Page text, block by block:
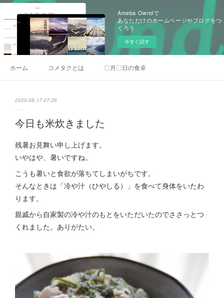
Ameba Owndで
あなただけのホームページやブログをつ
くろう
今すぐ試す
ホーム コメタクとは 〇月〇日の食卓
2020.08.17 07:26
今日も米炊きました
残暑お見舞い申し上げます。
いやはや、暑いですね。
こうも暑いと食欲が落ちてしまいがちです。
そんなときは「冷や汁（ひやしる）」を食べて身体をいたわ
ります。
親戚から自家製の冷や汁のもとをいただいたのでささっとつ
くれました。ありがたい。